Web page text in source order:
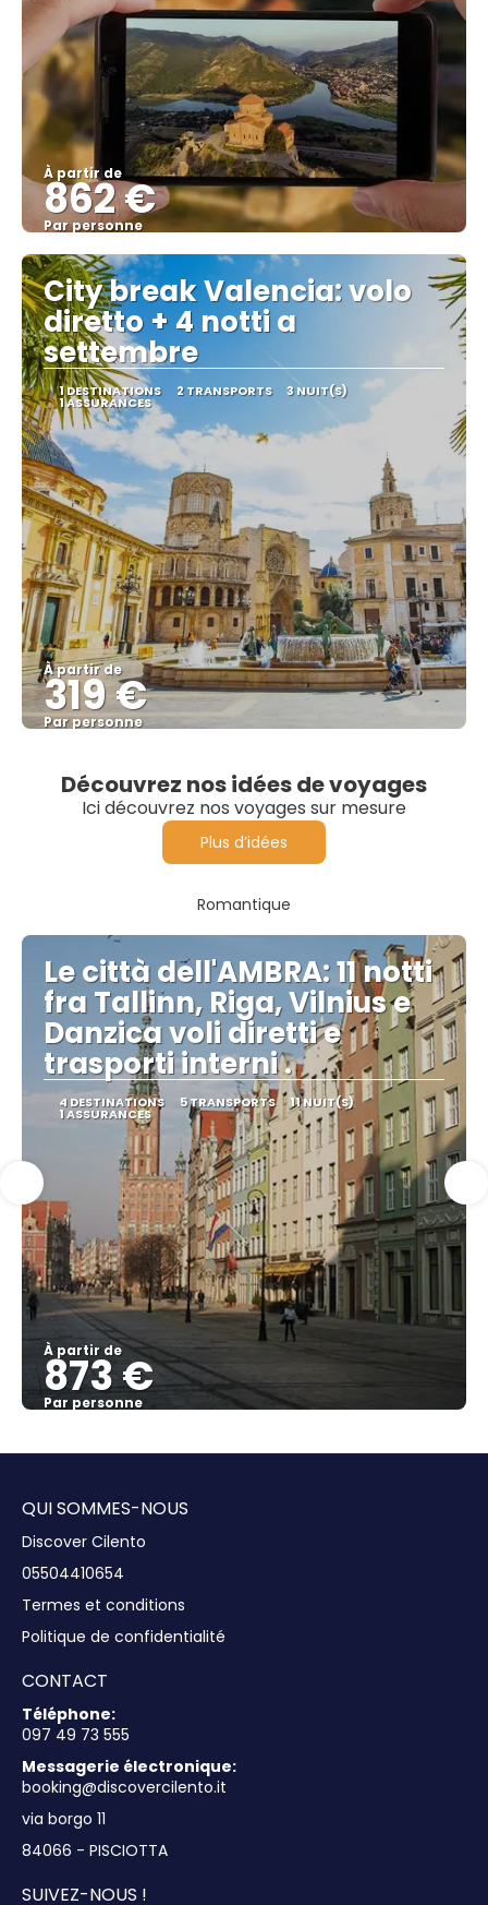
À partir de
862 €
Par personne
Afficher
City break Valencia: volo
diretto + 4 notti a
settembre
1 DESTINATIONS 2 TRANSPORTS 3 NUIT(S)
1 ASSURANCES
À partir de
319 €
Par personne
Découvrez nos idées de voyages
Ici découvrez nos voyages sur mesure
Plus d’idées
Romantique
Le città dell'AMBRA: 11 notti
fra Tallinn, Riga, Vilnius e
Danzica voli diretti e
trasporti interni .
4 DESTINATIONS 5 TRANSPORTS 11 NUIT(S)
1 ASSURANCES
À partir de
873 €
Par personne
QUI SOMMES-NOUS
Discover Cilento
05504410654
Termes et conditions
Politique de confidentialité
CONTACT
Téléphone:
097 49 73 555
Messagerie électronique:
booking@discovercilento.it
via borgo 11
84066 - PISCIOTTA
SUIVEZ-NOUS !